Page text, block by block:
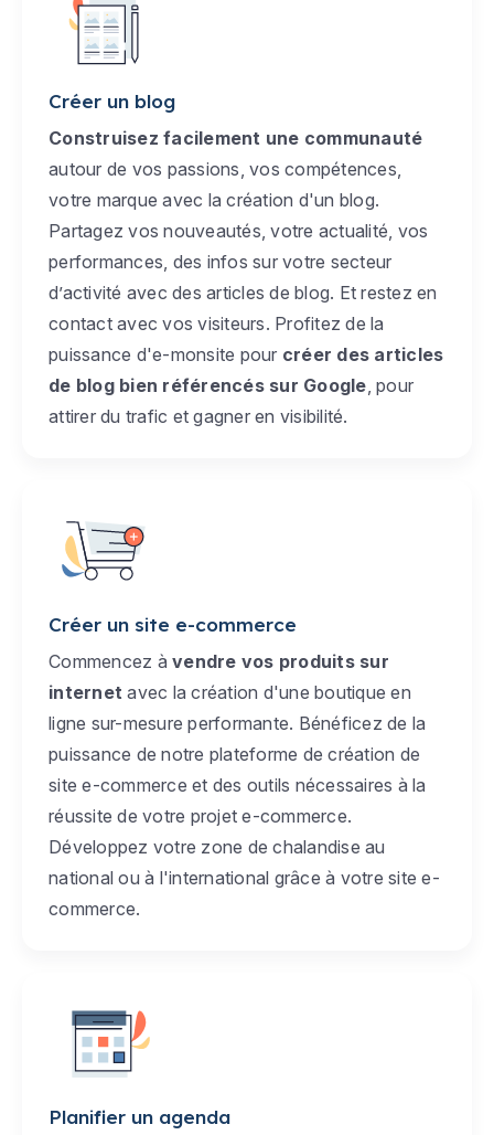
Créer un blog
Construisez facilement une communauté
autour de vos passions, vos compétences,
votre marque avec la création d'un blog.
Partagez vos nouveautés, votre actualité, vos
performances, des infos sur votre secteur
d’activité avec des articles de blog. Et restez en
contact avec vos visiteurs. Profitez de la
puissance d'e-monsite pour créer des articles
de blog bien référencés sur Google , pour
attirer du trafic et gagner en visibilité.
Créer un site e-commerce
Commencez à vendre vos produits sur
internet avec la création d'une boutique en
ligne sur-mesure performante. Bénéficez de la
puissance de notre plateforme de création de
site e-commerce et des outils nécessaires à la
réussite de votre projet e-commerce.
Développez votre zone de chalandise au
national ou à l'international grâce à votre site e-
commerce.
Planifier un agenda